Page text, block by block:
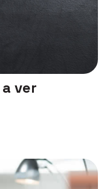
ver